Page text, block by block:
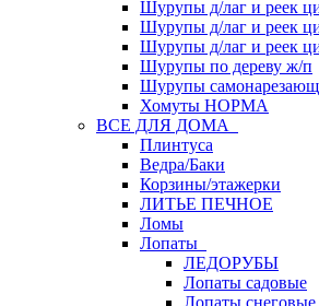
Шурупы д/лаг и реек
Шурупы д/лаг и реек
Шурупы д/лаг и реек
Шурупы по дереву ж/п
Шурупы
Хомуты НОРМА
ВСЕ ДЛЯ ДОМА
Плинтуса
Ведра/Баки
Корзины/этажерки
ЛИТЬЕ ПЕЧНОЕ
Ломы
Лопаты
ЛЕДОРУБЫ
Лопаты садовые
Лопаты снеговые